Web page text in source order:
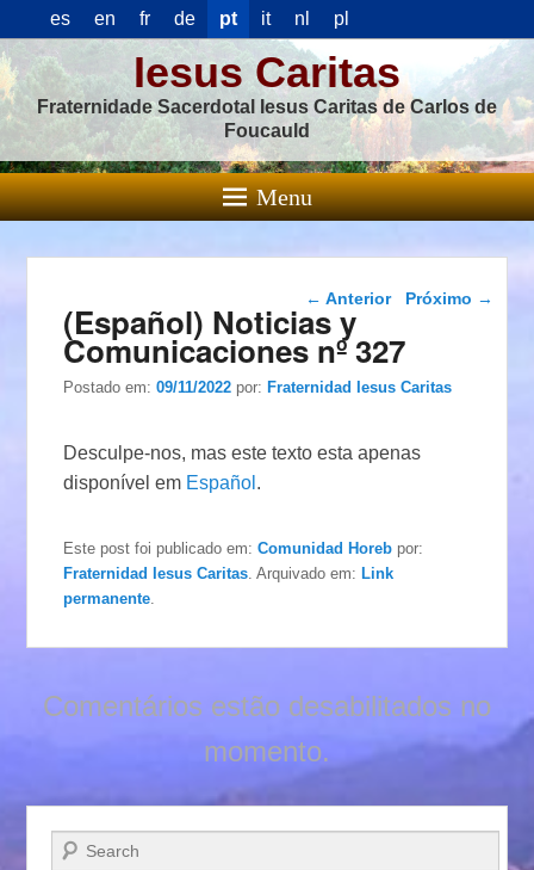
es en fr de pt it nl pl
Iesus Caritas
Fraternidade Sacerdotal Iesus Caritas de Carlos de
Foucauld
Menu
Navegação das
← Anterior Próximo →
(Español) Noticias y
Comunicaciones nº 327
Postado em:09/11/2022 por:Fraternidad Iesus Caritas
Desculpe-nos, mas este texto esta apenas
disponível em Español .
Este post foi publicado em:Comunidad Horeb por:
Fraternidad Iesus Caritas . Arquivado em:Link
permanente
Comentários estão desabilitados no
momento.
Pesquisar…